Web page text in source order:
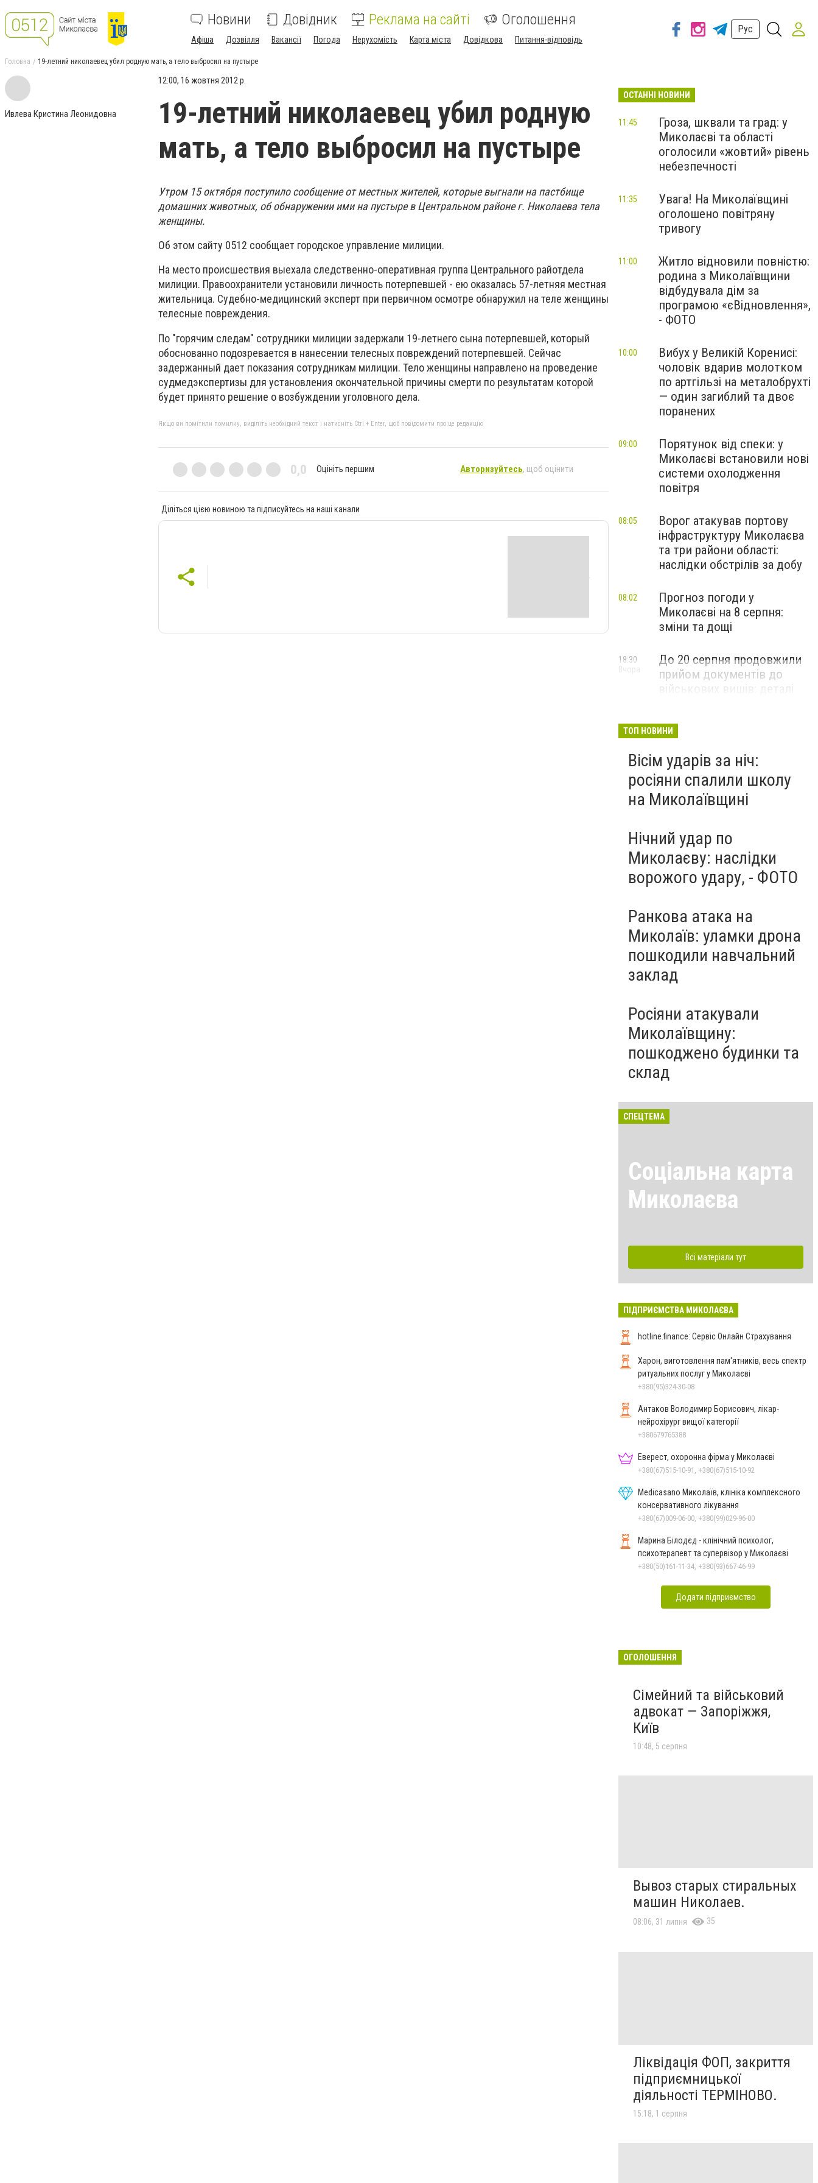
Новини Довідник Реклама на сайті Оголошення
Афіша Дозвілля Вакансії Погода Нерухомість Карта міста Довідкова Питання-відповідь
Рус
Головна 19-летний николаевец убил родную мать, а тело выбросил на пустыре
Ивлева Кристина Леонидовна
12:00, 16 жовтня 2012 р.
19-летний николаевец убил родную
мать, а тело выбросил на пустыре
Утром 15 октября поступило сообщение от местных жителей, которые выгнали на пастбище
домашних животных, об обнаружении ими на пустыре в Центральном районе г. Николаева тела
женщины.
Об этом сайту 0512 сообщает городское управление милиции.
На место происшествия выехала следственно-оперативная группа Центрального райотдела
милиции. Правоохранители установили личность потерпевшей - ею оказалась 57-летняя местная
жительница. Судебно-медицинский эксперт при первичном осмотре обнаружил на теле женщины
телесные повреждения.
По "горячим следам" сотрудники милиции задержали 19-летнего сына потерпевшей, который
обоснованно подозревается в нанесении телесных повреждений потерпевшей. Сейчас
задержанный дает показания сотрудникам милиции. Тело женщины направлено на проведение
судмедэкспертизы для установления окончательной причины смерти по результатам которой
будет принято решение о возбуждении уголовного дела.
Якщо ви помітили помилку, виділіть необхідний текст і натисніть Ctrl + Enter, щоб повідомити про це редакцію
0,0 Оцініть першим Авторизуйтесь, щоб оцінити
Діліться цією новиною та підписуйтесь на наші канали
ОСТАННІ НОВИНИ
Гроза, шквали та град: у
Миколаєві та області
оголосили «жовтий» рівень
небезпечності
11:45
Увага! На Миколаївщині
оголошено повітряну
тривогу
11:35
Житло відновили повністю:
родина з Миколаївщини
відбудувала дім за
програмою «єВідновлення»,
- ФОТО
11:00
Вибух у Великій Коренисі:
чоловік вдарив молотком
по артгільзі на металобрухті
— один загиблий та двоє
поранених
10:00
Порятунок від спеки: у
Миколаєві встановили нові
системи охолодження
повітря
09:00
Ворог атакував портову
інфраструктуру Миколаєва
та три райони області:
наслідки обстрілів за добу
08:05
Прогноз погоди у
Миколаєві на 8 серпня:
зміни та дощі
08:02
До 20 серпня продовжили
прийом документів до
військових вишів: деталі
18:30
Вчора
ТОП НОВИНИ
Вісім ударів за ніч:
росіяни спалили школу
на Миколаївщині
Нічний удар по
Миколаєву: наслідки
ворожого удару, - ФОТО
Ранкова атака на
Миколаїв: уламки дрона
пошкодили навчальний
заклад
Росіяни атакували
Миколаївщину:
пошкоджено будинки та
склад
СПЕЦТЕМА
Соціальна карта
Миколаєва
Всі матеріали тут
ПІДПРИЄМСТВА МИКОЛАЄВА
hotline.finance: Сервіс Онлайн Страхування
Харон, виготовлення пам'ятників, весь спектр
ритуальних послуг у Миколаєві
+380(95)324-30-08
Антаков Володимир Борисович, лікар-
нейрохірург вищої категорії
+380679765388
Еверест, охоронна фірма у Миколаєві
+380(67)515-10-91, +380(67)515-10-92
Medicasano Миколаїв, клініка комплексного
консервативного лікування
+380(67)009-06-00, +380(99)029-96-00
Марина Білодєд - клінічний психолог,
психотерапевт та супервізор у Миколаєві
+380(50)161-11-34, +380(93)667-46-99
Додати підприємство
ОГОЛОШЕННЯ
Сімейний та військовий
адвокат — Запоріжжя,
Київ
10:48, 5 серпня
Вывоз старых стиральных
машин Николаев.
08:06, 31 липня 35
Ліквідація ФОП, закриття
підприємницької
діяльності ТЕРМІНОВО.
15:18, 1 серпня